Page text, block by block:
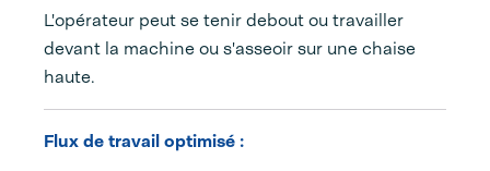
L'opérateur peut se tenir debout ou travailler
devant la machine ou s'asseoir sur une chaise
haute.
Flux de travail optimisé :